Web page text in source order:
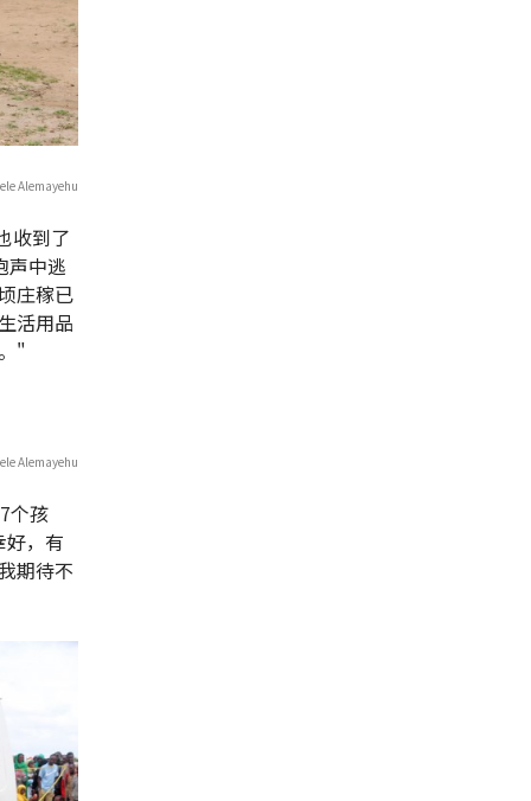
Alemayehu
收到了
声中逃
庄稼已
活用品
"
Alemayehu
个孩
，有
期待不